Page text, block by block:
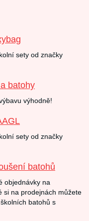
sety od značky
batohy
výhodně!
sety od značky
batohů
objednávky na
si na prodejnách můžete
batohů s